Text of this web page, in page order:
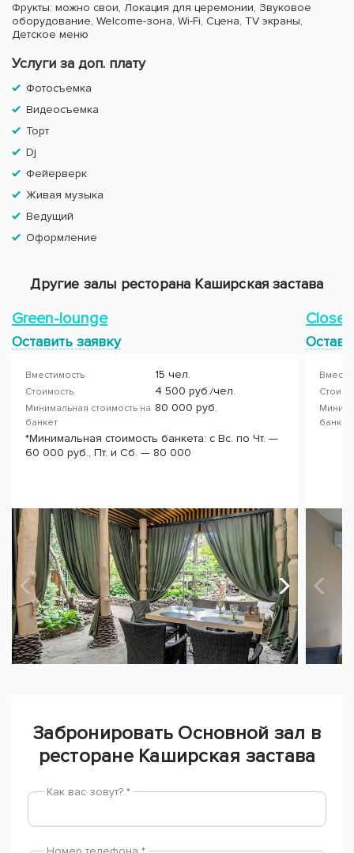
Фрукты: можно свои, Локация для церемонии, Звуковое
оборудование, Welcome-зона, Wi-Fi, Сцена, TV экраны,
Детское меню
Услуги за доп. плату
Фотосъемка
Видеосъемка
Торт
Dj
Фейерверк
Живая музыка
Ведущий
Оформление
Другие залы ресторана Каширская застава
Green-loungе
Оставить заявку
Вместимость 15 чел.
Стоимость 4 500 руб./чел.
Минимальная стоимость на
банкет
80 000 руб.
*Минимальная стоимость банкета: с Вс. по Чт. —
60 000 руб., Пт. и Сб. — 80 000
Забронировать Основной зал в
ресторане Каширская застава
Как вас зовут? *